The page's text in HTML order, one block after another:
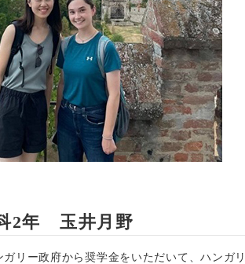
2年 玉井月野
リー政府から奨学金をいただいて、ハンガ